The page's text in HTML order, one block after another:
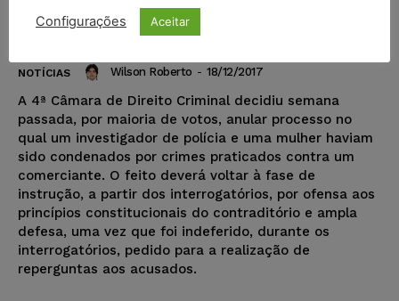
consumidora por crimes contra
comerciante
NOTÍCIAS Wilson Roberto - 18/12/2017
A 4ª Câmara de Direito Criminal decidiu semana
passada, por maioria de votos, anular processo no
qual um investigador de polícia e uma mulher haviam
sido condenados por crimes praticados contra um
comerciante. O feito deverá voltar à fase de
instrução, a partir dos interrogatórios, por ofensa aos
princípios constitucionais do contraditório e ampla
defesa, uma vez que foi indeferido, durante os
interrogatórios, pedido para a realização de
reperguntas aos acusados.
Configurações Aceitar